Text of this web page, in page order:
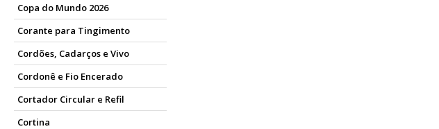
Copa do Mundo 2026
Corante para Tingimento
Cordões, Cadarços e Vivo
Cordonê e Fio Encerado
Cortador Circular e Refil
Cortina